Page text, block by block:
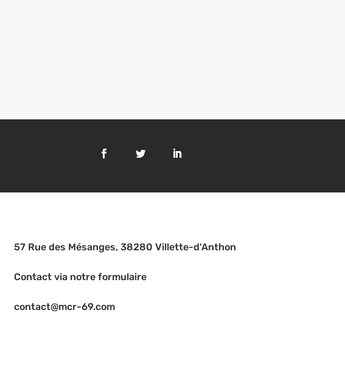
57 Rue des Mésanges, 38280 Villette-d'Anthon
Contact via notre formulaire
contact@mcr-69.com